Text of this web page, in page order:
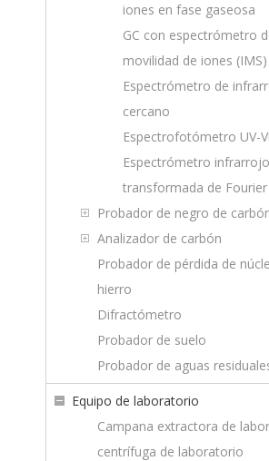
iones en fase gaseosa
GC con espectrómetro
movilidad de iones (IMS)
Espectrómetro de
cercano
Espectrofotómetro UV-
Espectrómetro
transformada de Fourier
Probador de negro de
Analizador de carbón
Probador de pérdida de
hierro
Difractómetro
Probador de suelo
Probador de aguas
Equipo de laboratorio
Campana extractora de
centrífuga de laboratorio